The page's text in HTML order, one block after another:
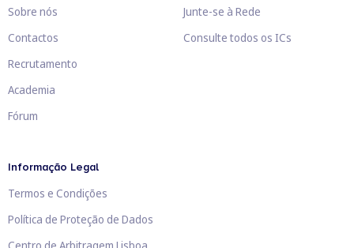
Sobre nós
Contactos
Recrutamento
Academia
Fórum
Junte-se à Rede
Consulte todos os ICs
Informação Legal
Termos e Condições
Política de Proteção de Dados